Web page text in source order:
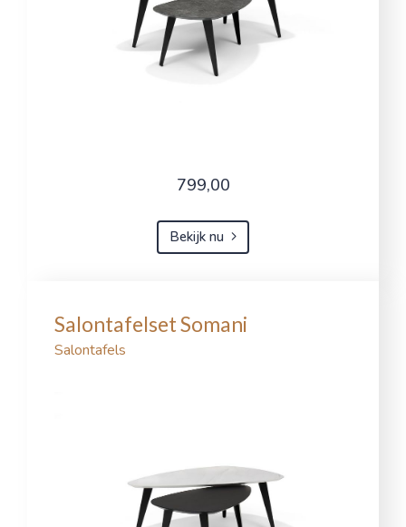
799,00
Bekijk nu
Salontafelset Somani
Salontafels